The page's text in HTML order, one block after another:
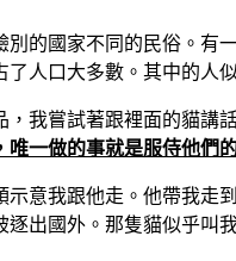
的國家不同的民俗。有
人口大多數。其中的人
我嘗試著跟裡面的貓講
一做的事就是服侍他們
意我跟他走。他帶我走
出國外。那隻貓似乎叫